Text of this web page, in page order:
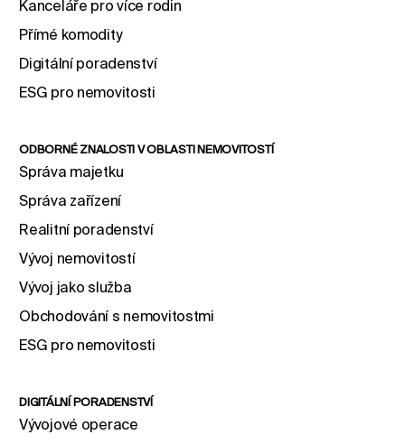
Kanceláře pro více rodin
Přímé komodity
Digitální poradenství
ESG pro nemovitosti
ODBORNÉ ZNALOSTI V OBLASTI NEMOVITOSTÍ
Správa majetku
Správa zařízení
Realitní poradenství
Vývoj nemovitostí
Vývoj jako služba
Obchodování s nemovitostmi
ESG pro nemovitosti
DIGITÁLNÍ PORADENSTVÍ
Vývojové operace